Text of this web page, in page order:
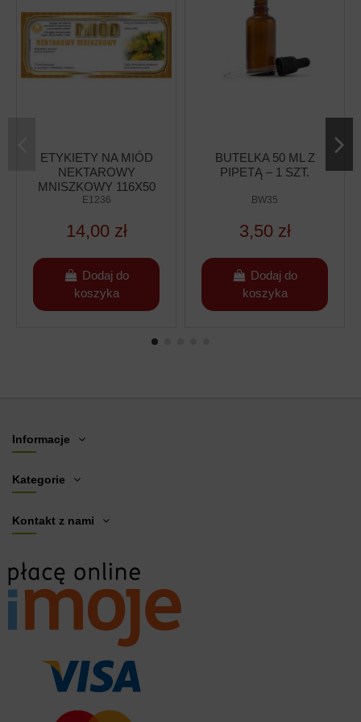
ETYKIETY NA MIÓD
NEKTAROWY
MNISZKOWY 116X50
– 100 SZT.
E1236
14,00 zł
Dodaj do
koszyka
BUTELKA 50 ML Z
PIPETĄ – 1 SZT.
BW35
3,50 zł
Dodaj do
koszyka
Informacje
Kategorie
Kontakt z nami